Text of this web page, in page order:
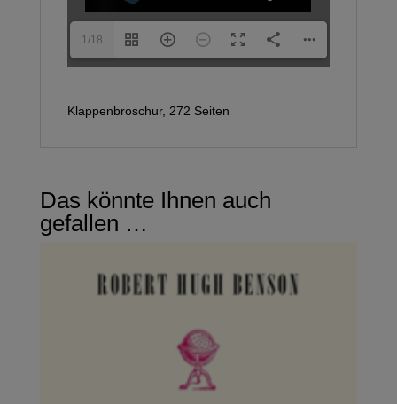
1/18
Klappenbroschur, 272 Seiten
Das könnte Ihnen auch
gefallen …